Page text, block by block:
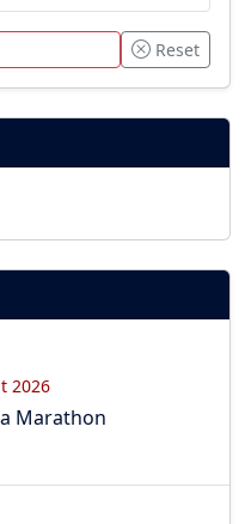
Reset
2026
Marathon